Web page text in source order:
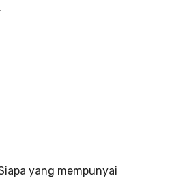
yang mempunyai